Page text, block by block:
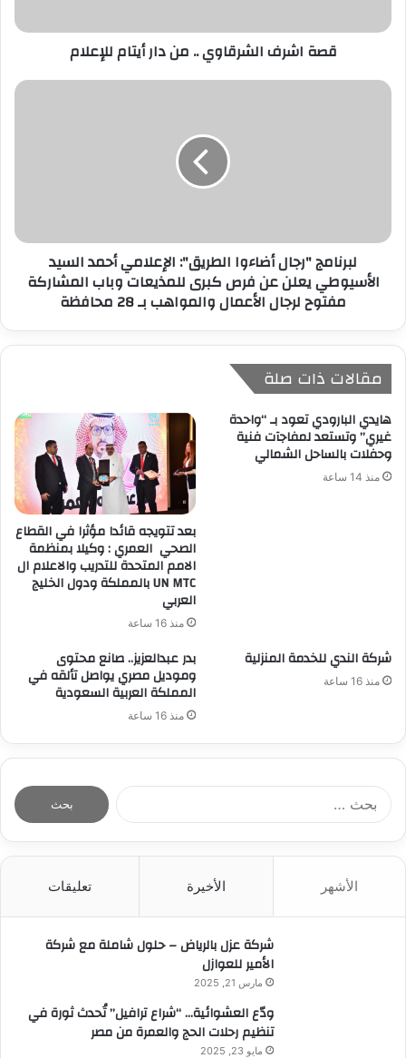
ر
ي
قصة اشرف الشرقاوي .. من دار أيتام للإعلام
لبرنامج "رجال أضاءوا الطريق": الإعلامي أحمد السيد
الأسيوطي يعلن عن فرص كبرى للمذيعات وباب المشاركة
مفتوح لرجال الأعمال والمواهب بـ 28 محافظة
مقالات ذات صلة
هايدي البارودي تعود بـ “واحدة
غيري” وتستعد لمفاجآت فنية
وحفلات بالساحل الشمالي
منذ 14 ساعة
بعد تتويجه قائدا مؤثرا في القطاع
الصحي العمري : وكيلا بمنظمة
الامم المتحدة للتدريب والاعلام ال
UN MTC بالمملكة ودول الخليج
العربي
منذ 16 ساعة
شركة الندي للخدمة المنزلية
منذ 16 ساعة
بدر عبدالعزيز.. صانع محتوى
وموديل مصري يواصل تألقه في
المملكة العربية السعودية
منذ 16 ساعة
الأشهر الأخيرة تعليقات
شركة عزل بالرياض – حلول شاملة مع شركة
الأمير للعوازل
مارس 21, 2025
ودّع العشوائية… “شراع ترافيل” تُحدث ثورة في
تنظيم رحلات الحج والعمرة من مصر
مايو 23, 2025